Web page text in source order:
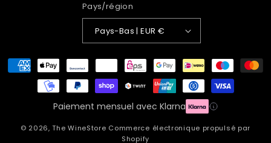
Pays/région
Pays-Bas | EUR €
Moyens
de
paiement
Paiement mensuel avec Klarna
© 2026,The WineStore Commerce électronique propulsé par
Shopify